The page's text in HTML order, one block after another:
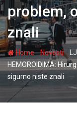
problem,
znali
Home-Novosti-
HEMOROIDIMA:
sigurno niste znali